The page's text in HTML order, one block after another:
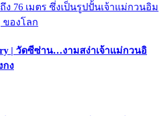
76 เมตร ซึ่งเป็นรูปปั้นเจ้าแม่กวนอิม
ของโลก
| วัดซีซ่าน…งามสง่าเจ้าแม่กวนอิ
กง